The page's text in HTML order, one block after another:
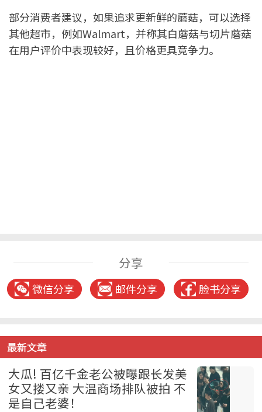
部分消费者建议，如果追求更新鲜的蘑菇，可以选择
其他超市，例如Walmart，并称其白蘑菇与切片蘑菇
在用户评价中表现较好，且价格更具竞争力。
分享
微信分享 邮件分享 脸书分享
最新文章
大瓜! 百亿千金老公被曝跟长发美
女又搂又亲 大温商场排队被拍 不
是自己老婆！